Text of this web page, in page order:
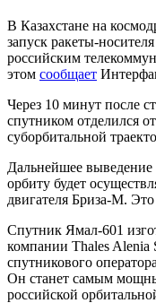
В Казахстане на
запуск ракеты-
российским
этом сообщает
Через 10 минут после
спутником отделился
суборбитальной
Дальнейшее выведение
орбиту будет
двигателя Бриза-М. Это
Спутник Ямал-601
компании Thales Alenia
спутникового
Он станет самым
российской